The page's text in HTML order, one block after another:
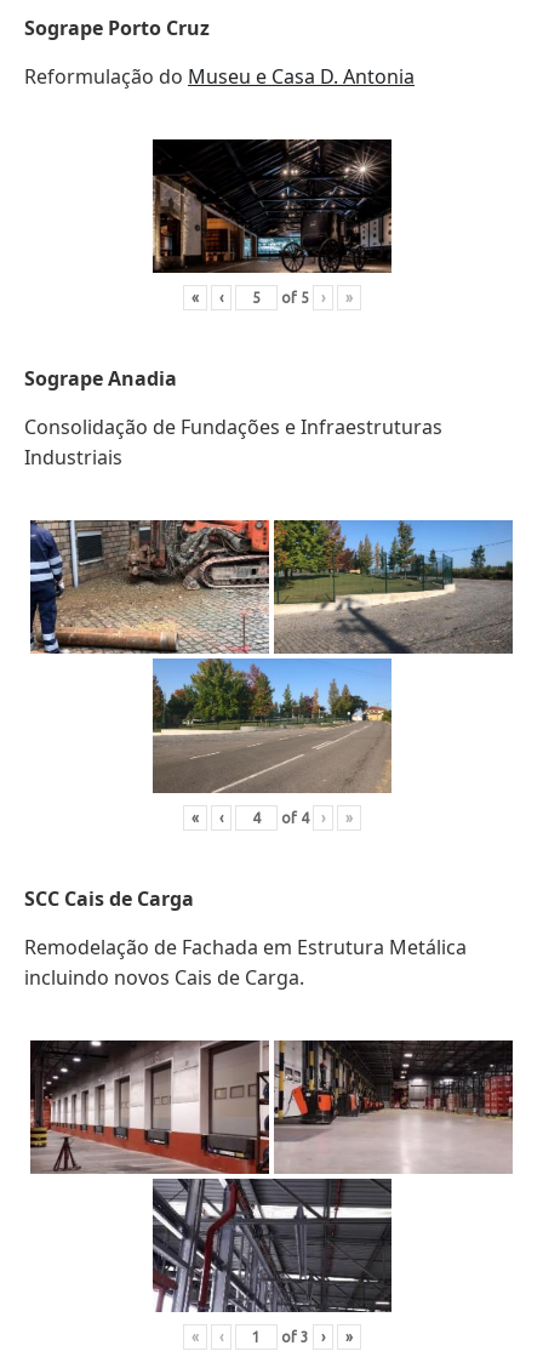
Sogrape Porto Cruz
Reformulação do Museu e Casa D. Antonia
« ‹ of 5 › »
Sogrape Anadia
Consolidação de Fundações e Infraestruturas
Industriais
« ‹ of 4 › »
SCC Cais de Carga
Remodelação de Fachada em Estrutura Metálica
incluindo novos Cais de Carga.
« ‹ of 3 › »